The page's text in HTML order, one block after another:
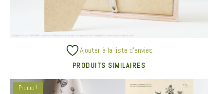
Ajouter à la liste d’envies
PRODUITS SIMILAIRES
Promo !